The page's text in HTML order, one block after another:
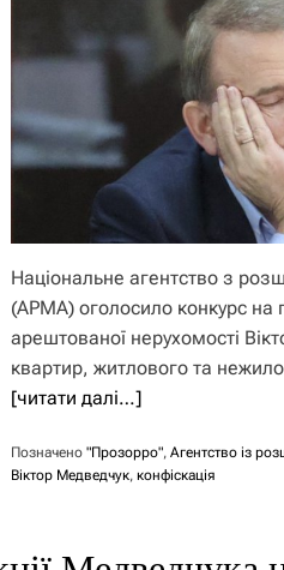
Національне агентство з
(АРМА) оголосило конкурс на
арештованої нерухомості
квартир, житлового та
[читати далі…]
Позначено"Прозорро",Агентство із
Віктор Медведчук,конфіскація